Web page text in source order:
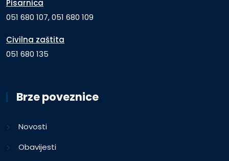
Pisarnica
051 680 107, 051 680 109
Civilna zaštita
051 680 135
Brze poveznice
Novosti
Obavijesti